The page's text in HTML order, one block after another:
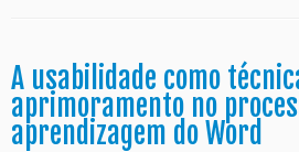
A usabilidade como
aprimoramento no
aprendizagem do Word